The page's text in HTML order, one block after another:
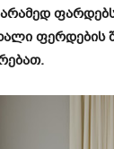
ფერდების